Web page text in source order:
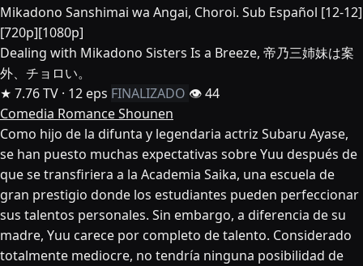
Mikadono Sanshimai wa Angai, Choroi. Sub Español [12-12]
[720p][1080p]
Dealing with Mikadono Sisters Is a Breeze, 帝乃三姉妹は案
外、チョロい。
★ 7.76TV · 12 eps FINALIZADO 👁 44
Comedia RomanceShounen
Como hijo de la difunta y legendaria actriz Subaru Ayase,
se han puesto muchas expectativas sobre Yuu después de
que se transfiriera a la Academia Saika, una escuela de
gran prestigio donde los estudiantes pueden perfeccionar
sus talentos personales. Sin embargo, a diferencia de su
madre, Yuu carece por completo de talento. Considerado
totalmente mediocre, no tendría ninguna posibilidad de